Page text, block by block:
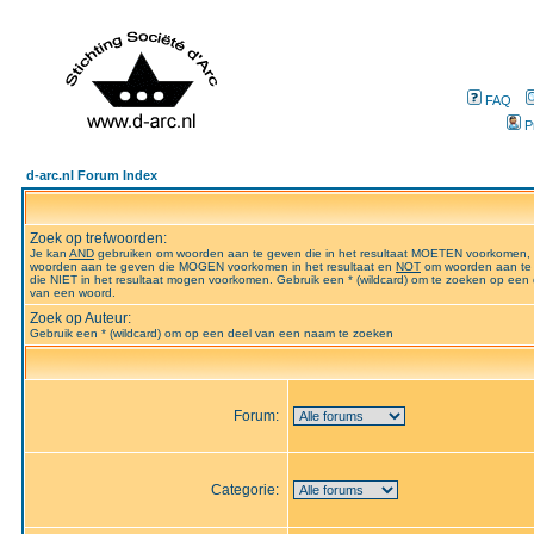
FAQ
d-arc.nl Forum Index
Zoek op trefwoorden:
Je kan AND gebruiken om woorden aan te geven die in het resultaat MOETEN voorkomen,
woorden aan te geven die MOGEN voorkomen in het resultaat en NOT om woorden aan
die NIET in het resultaat mogen voorkomen. Gebruik een * (wildcard) om te zoeken op een
van een woord.
Zoek op Auteur:
Gebruik een * (wildcard) om op een deel van een naam te zoeken
Forum:
Categorie: